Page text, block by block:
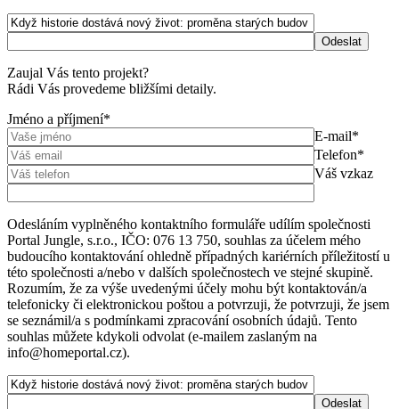
Zaujal Vás tento projekt?
Rádi Vás provedeme bližšími detaily.
Jméno a příjmení*
E-mail*
Telefon*
Váš vzkaz
Odesláním vyplněného kontaktního formuláře udílím společnosti
Portal Jungle, s.r.o., IČO: 076 13 750, souhlas za účelem mého
budoucího kontaktování ohledně případných kariérních příležitostí u
této společnosti a/nebo v dalších společnostech ve stejné skupině.
Rozumím, že za výše uvedenými účely mohu být kontaktován/a
telefonicky či elektronickou poštou a potvrzuji, že potvrzuji, že jsem
se seznámil/a s podmínkami zpracování osobních údajů. Tento
souhlas můžete kdykoli odvolat (e-mailem zaslaným na
info@homeportal.cz).